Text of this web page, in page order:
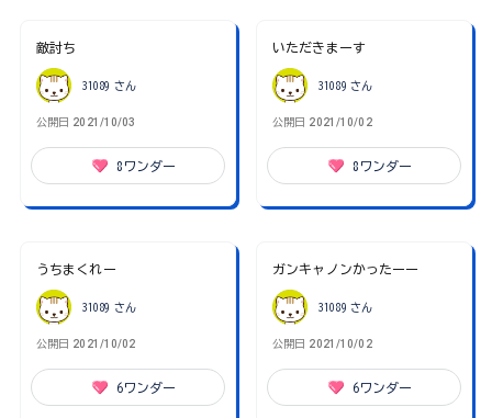
敵討ち
31089 さん
公開日 2021/10/03
8 ワンダー
いただきまーす
31089 さん
公開日 2021/10/02
8 ワンダー
うちまくれー
31089 さん
公開日 2021/10/02
6ワンダー
ガンキャノンかったーー
31089 さん
公開日 2021/10/02
6ワンダー